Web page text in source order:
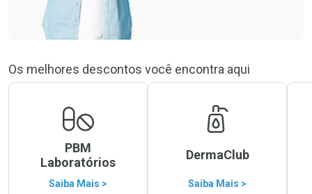
Os melhores descontos você encontra aqui
PBM
Laboratórios
Saiba Mais >
DermaClub
Saiba Mais >